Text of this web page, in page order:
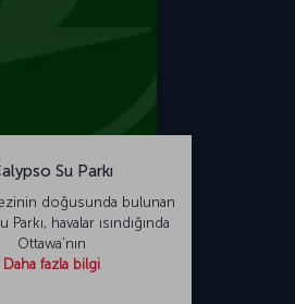
Su Parkı
doğusunda bulunan
Parkı, havalar ısındığında
Ottawa’nın
Daha fazla bilgi